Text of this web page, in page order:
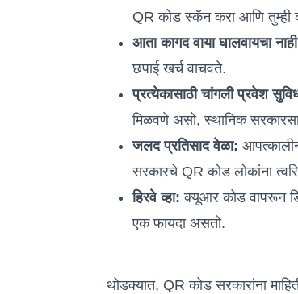
QR कोड स्कॅन करा आणि तुम्ही
आता कागद वाया घालवायचा
छपाई खर्च वाचवते.
प्रत्येकासाठी चांगली प्रवेश
मिळवणे असो, स्थानिक
जलद प्रतिसाद वेळा:
सरकारचे QR कोड लोकांना
हिरवे व्हा: क्यूआर कोड वापरून
एक फायदा असतो.
थोडक्यात, QR कोड सरकारांना